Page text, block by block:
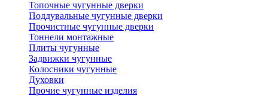
Топочные чугунные дверки
Поддувальные чугунные дверки
Прочистные чугунные дверки
Тоннели монтажные
Плиты чугунные
Задвижки чугунные
Колосники чугунные
Духовки
Прочие чугунные изделия